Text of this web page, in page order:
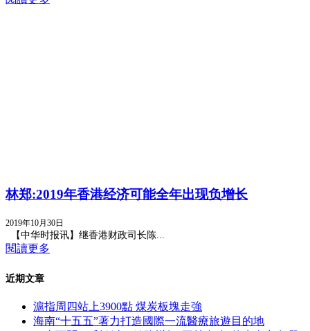
林郑:2019年香港经济可能全年出现负增长
2019年10月30日
【中华时报讯】继香港财政司长陈...
閱讀更多
近期文章
滬指周四站上3900點 煤炭板塊走強
海南“十五五”著力打造國際一流醫療旅遊目的地